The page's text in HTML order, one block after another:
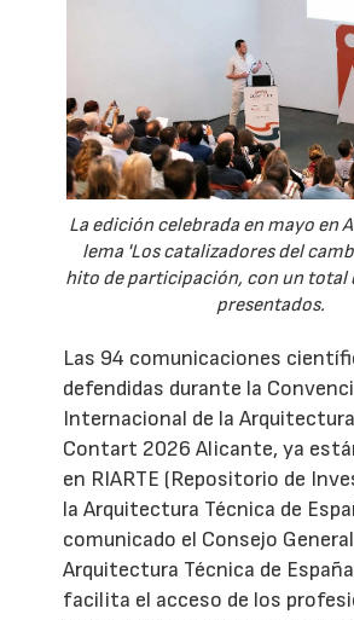
La edición celebrada en mayo en
lema 'Los catalizadores del
hito de participación, con un total
presentados.
Las 94 comunicaciones
defendidas durante la
Internacional de la
Contart 2026 Alicante, ya
en RIARTE (Repositorio de
la Arquitectura Técnica de
comunicado el Consejo
Arquitectura Técnica de España
facilita el acceso de los